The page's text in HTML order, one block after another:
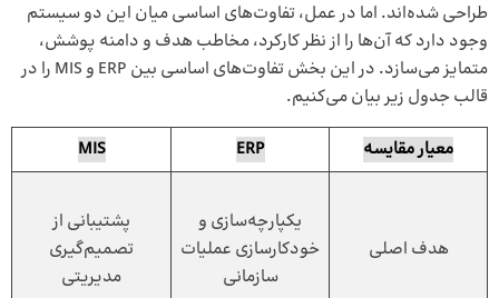
طراحی شده‌اند. اما در عمل، تفاوت‌های اساسی میان این دو سیستم
وجود دارد که آن‌ها را از نظر کارکرد، مخاطب هدف و دامنه پوشش،
متمایز می‌سازد. در این بخش تفاوت‌های اساسی بین ERP و MIS را در
قالب جدول زیر بیان می‌کنیم.
معیار مقایسه ERP
MIS
هدف اصلی
یکپارچه‌سازی و
خودکارسازی عملیات
سازمانی
پشتیبانی از
تصمیم‌گیری
مدیریتی